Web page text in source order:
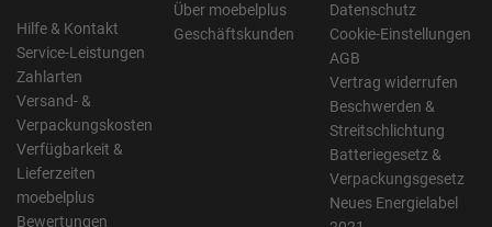
Hilfe & Kontakt
Service-Leistungen
Zahlarten
Versand- &
Verpackungskosten
Verfügbarkeit &
Lieferzeiten
moebelplus
Bewertungen
Über moebelplus
Geschäftskunden
Datenschutz
Cookie-Einstellungen
AGB
Vertrag widerrufen
Beschwerden &
Streitschlichtung
Batteriegesetz &
Verpackungsgesetz
Neues Energielabel